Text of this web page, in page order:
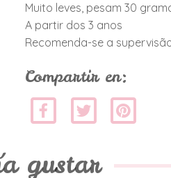
Muito leves, pesam 30
A partir dos 3 anos
Recomenda-se a
Compartir en:
gustar